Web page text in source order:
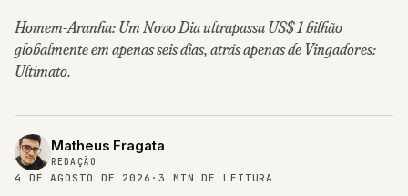
Homem-Aranha: Um Novo Dia ultrapassa US$ 1 bilhão
globalmente em apenas seis dias, atrás apenas de Vingadores:
Ultimato.
Matheus Fragata
REDAÇÃO
4 DE AGOSTO DE 2026 · 3 MIN DE LEITURA